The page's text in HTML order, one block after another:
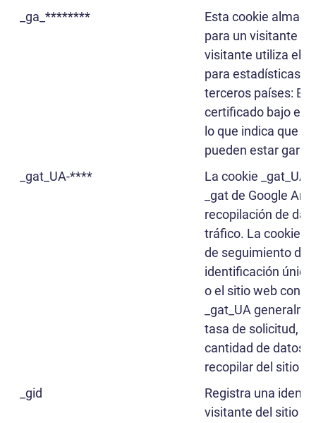
_ga_********
Esta cookie
para un visitante
visitante utiliza el
para estadísticas.
terceros países:
certificado bajo el
lo que indica que
pueden estar
_gat_UA-****
La cookie _gat_UA
_gat de Google
recopilación de
tráfico. La cookie
de seguimiento de
identificación
o el sitio web con
_gat_UA
tasa de solicitud,
cantidad de datos
recopilar del sitio
_gid
Registra una
visitante del sitio